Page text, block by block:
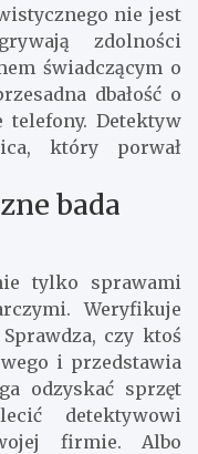
nie jest
zdolności
świadczącym o
dbałość o
telefony. Detektyw
który porwał
bada
tylko sprawami
Weryfikuje
czy ktoś
i przedstawia
odzyskać sprzęt
detektywowi
firmie. Albo